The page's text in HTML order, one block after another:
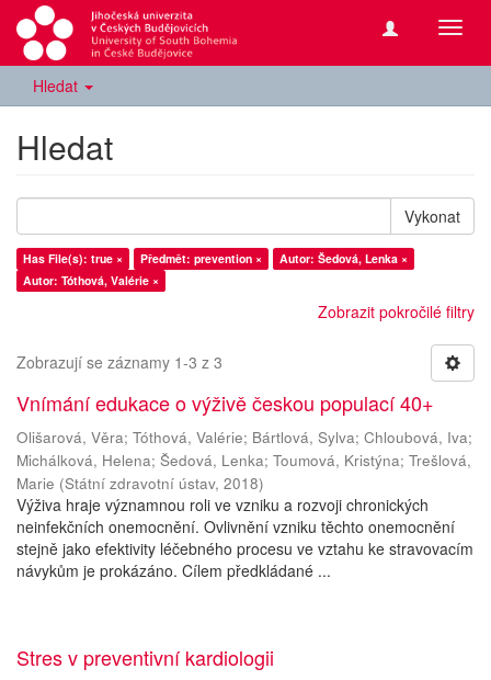
Hledat
Hledat
Vykonat
Has File(s): true × Předmět: prevention ×
Autor: Šedová, Lenka ×
Autor: Tóthová, Valérie ×
Zobrazit pokročilé filtry
Zobrazují se záznamy 1-3 z 3
Vnímání edukace o výživě českou populací 40+
Olišarová, Věra; Tóthová, Valérie; Bártlová, Sylva; Chloubová, Iva;
Michálková, Helena; Šedová, Lenka; Toumová, Kristýna; Trešlová,
Marie (Státní zdravotní ústav, 2018)
Výživa hraje významnou roli ve vzniku a rozvoji chronických
neinfekčních onemocnění. Ovlivnění vzniku těchto onemocnění
stejně jako efektivity léčebného procesu ve vztahu ke stravovacím
návykům je prokázáno. Cílem předkládané ...
Stres v preventivní kardiologii